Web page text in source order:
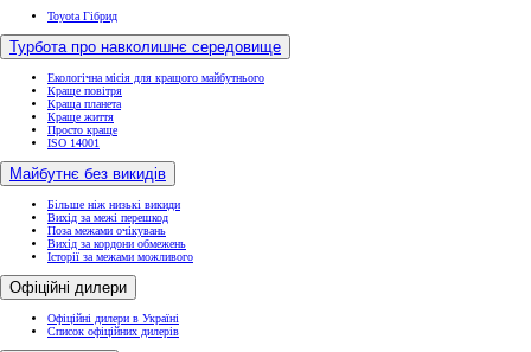
Toyota Гібрид
Турбота про навколишнє середовище
Екологічна місія для кращого майбутнього
Краще повітря
Краща планета
Краще життя
Просто краще
ISO 14001
Майбутнє без викидів
Більше ніж низькі викиди
Вихід за межі перешкод
Поза межами очікувань
Вихід за кордони обмежень
Історії за межами можливого
Офіційні дилери
Офіційні дилери в Україні
Список офіційних дилерів